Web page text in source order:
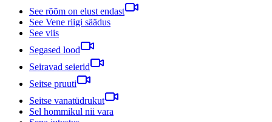
See rõõm on elust endast
See Vene riigi säädus
See viis
Segased lood
Seiravad seierid
Seitse pruuti
Seitse vanatüdrukut
Sel hommikul nii vara